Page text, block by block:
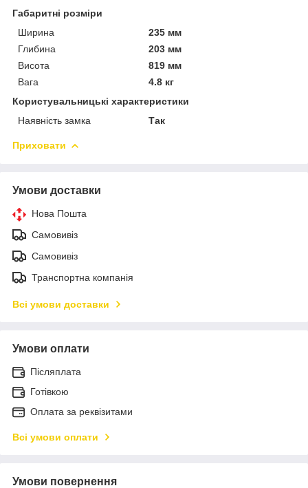
Габаритні розміри
Ширина
235 мм
Глибина
203 мм
Висота
819 мм
Вага
4.8 кг
Користувальницькі характеристики
Наявність замка
Так
Приховати
Умови доставки
Нова Пошта
Самовивіз
Самовивіз
Транспортна компанія
Всі умови доставки
Умови оплати
Післяплата
Готівкою
Оплата за реквізитами
Всі умови оплати
Умови повернення